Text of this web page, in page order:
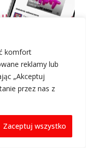
komfort
reklamy lub
„Akceptuj
przez nas z
Zaceptuj wszystko